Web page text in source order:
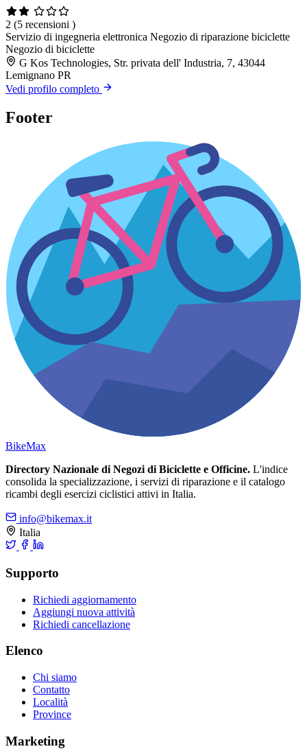
2 (5 recensioni )
Servizio di ingegneria elettronica Negozio di riparazione biciclette
Negozio di biciclette
G Kos Technologies, Str. privata dell' Industria, 7, 43044
Lemignano PR
Vedi profilo completo
Footer
BikeMax
Directory Nazionale di Negozi di Biciclette e Officine. L'indice
consolida la specializzazione, i servizi di riparazione e il catalogo
ricambi degli esercizi ciclistici attivi in Italia.
info@bikemax.it
Italia
Supporto
Richiedi aggiornamento
Aggiungi nuova attività
Richiedi cancellazione
Elenco
Chi siamo
Contatto
Località
Province
Marketing